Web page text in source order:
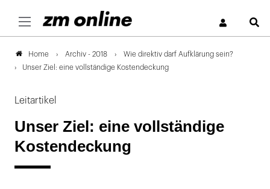
Home Archiv - 2018
Wie direktiv darf Aufklärung sein?
Unser Ziel: eine vollständige Kostendeckung
Leitartikel
Unser Ziel: eine vollständige
Kostendeckung